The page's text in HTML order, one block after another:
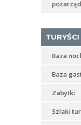
TURYŚCI
Baza
Baza
Zabytki
Szlaki